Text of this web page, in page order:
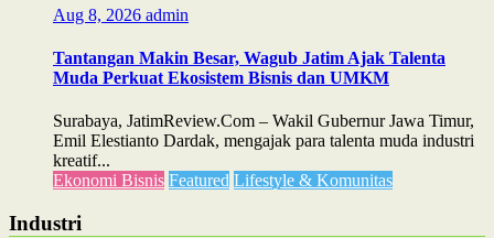
Aug 8, 2026 admin
Tantangan Makin Besar, Wagub Jatim Ajak Talenta
Muda Perkuat Ekosistem Bisnis dan UMKM
Surabaya, JatimReview.Com – Wakil Gubernur Jawa Timur,
Emil Elestianto Dardak, mengajak para talenta muda industri
kreatif...
Ekonomi Bisnis Featured Lifestyle & Komunitas
Industri